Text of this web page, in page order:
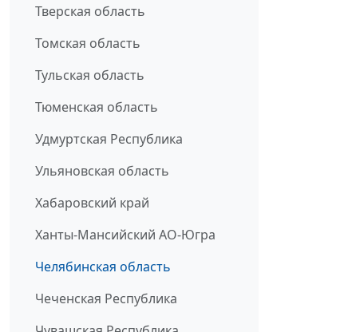
Тверская область
Томская область
Тульская область
Тюменская область
Удмуртская Республика
Ульяновская область
Хабаровский край
Ханты-Мансийский АО-Югра
Челябинская область
Чеченская Республика